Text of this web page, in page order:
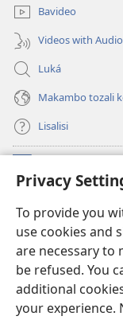
Privacy
To provide you
use cookies and
are necessary to
be refused. You
additional
your experience.
Bavideo
Videos with
Luká
Makambo tozali
Lisalisi
(fungolá
fenɛtrɛ
Watchtower
(fungolá
fenɛtrɛ
mosusu)JW Hub
(fungolá
fenɛtrɛ
mosusu)Programɛ JW